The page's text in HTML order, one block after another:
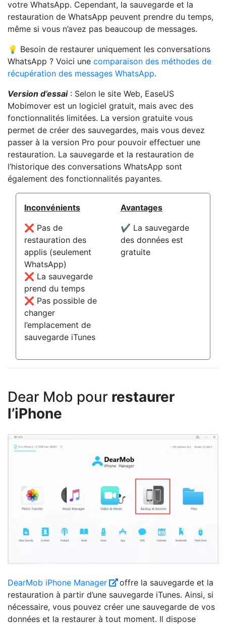
votre WhatsApp. Cependant, la sauvegarde et la
restauration de WhatsApp peuvent prendre du temps,
même si vous n’avez pas beaucoup de messages.
💡 Besoin de restaurer uniquement les conversations
WhatsApp ? Voici une comparaison des méthodes de
récupération des messages WhatsApp.
Version d’essai: Selon le site Web, EaseUS
Mobimover est un logiciel gratuit, mais avec des
fonctionnalités limitées. La version gratuite vous
permet de créer des sauvegardes, mais vous devez
passer à la version Pro pour pouvoir effectuer une
restauration. La sauvegarde et la restauration de
l’historique des conversations WhatsApp sont
également des fonctionnalités payantes.
Inconvénients
❌ Pas de
restauration des
applis (seulement
WhatsApp)
❌ La sauvegarde
prend du temps
❌ Pas possible de
changer
l’emplacement de
sauvegarde iTunes
Avantages
✔️ La sauvegarde
des données est
gratuite
Dear Mob pour restaurer
l’iPhone
DearMob iPhone Manager
offre la sauvegarde et la
restauration à partir d’une sauvegarde iTunes. Ainsi, si
nécessaire, vous pouvez créer une sauvegarde de vos
données et la restaurer à tout moment. Il dispose